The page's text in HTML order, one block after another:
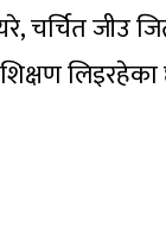
चर्चित जीउ